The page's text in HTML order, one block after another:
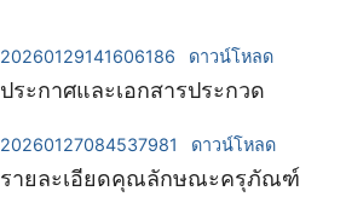
20260129141606186 ดาวน์โหลด
ประกาศและเอกสารประกวด
20260127084537981 ดาวน์โหลด
รายละเอียดคุณลักษณะครุภัณฑ์